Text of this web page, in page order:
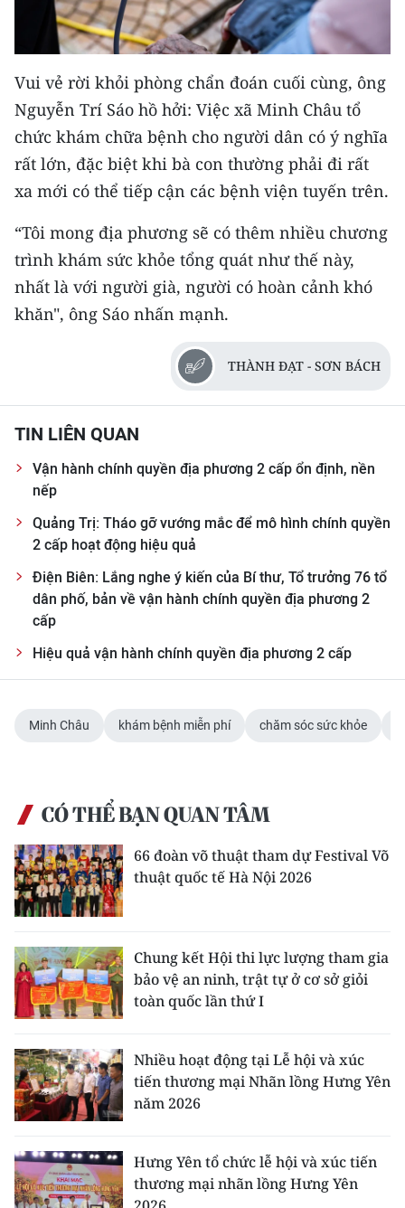
Vui vẻ rời khỏi phòng chẩn đoán cuối cùng, ông
Nguyễn Trí Sáo hồ hởi: Việc xã Minh Châu tổ
chức khám chữa bệnh cho người dân có ý nghĩa
rất lớn, đặc biệt khi bà con thường phải đi rất
xa mới có thể tiếp cận các bệnh viện tuyến trên.
“Tôi mong địa phương sẽ có thêm nhiều chương
trình khám sức khỏe tổng quát như thế này,
nhất là với người già, người có hoàn cảnh khó
khăn", ông Sáo nhấn mạnh.
THÀNH ĐẠT - SƠN BÁCH
TIN LIÊN QUAN
Vận hành chính quyền địa phương 2 cấp ổn định, nền
nếp
Quảng Trị: Tháo gỡ vướng mắc để mô hình chính quyền
2 cấp hoạt động hiệu quả
Điện Biên: Lắng nghe ý kiến của Bí thư, Tổ trưởng 76 tổ
dân phố, bản về vận hành chính quyền địa phương 2
cấp
Hiệu quả vận hành chính quyền địa phương 2 cấp
Minh Châu khám bệnh miễn phí chăm sóc sức khỏe
CÓ THỂ BẠN QUAN TÂM
66 đoàn võ thuật tham dự Festival Võ
thuật quốc tế Hà Nội 2026
Chung kết Hội thi lực lượng tham gia
bảo vệ an ninh, trật tự ở cơ sở giỏi
toàn quốc lần thứ I
Nhiều hoạt động tại Lễ hội và xúc
tiến thương mại Nhãn lồng Hưng Yên
năm 2026
Hưng Yên tổ chức lễ hội và xúc tiến
thương mại nhãn lồng Hưng Yên